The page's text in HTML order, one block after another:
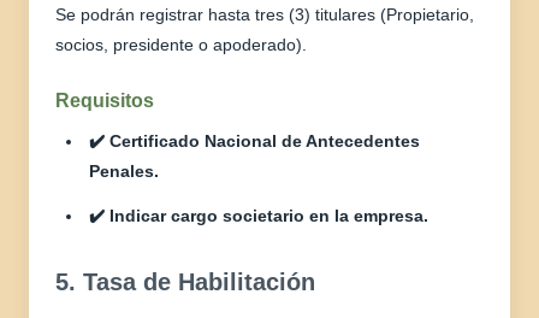
Se podrán registrar hasta tres (3) titulares (Propietario,
socios, presidente o apoderado).
Requisitos
✔️ Certificado Nacional de Antecedentes
Penales.
✔️ Indicar cargo societario en la empresa.
5. Tasa de Habilitación